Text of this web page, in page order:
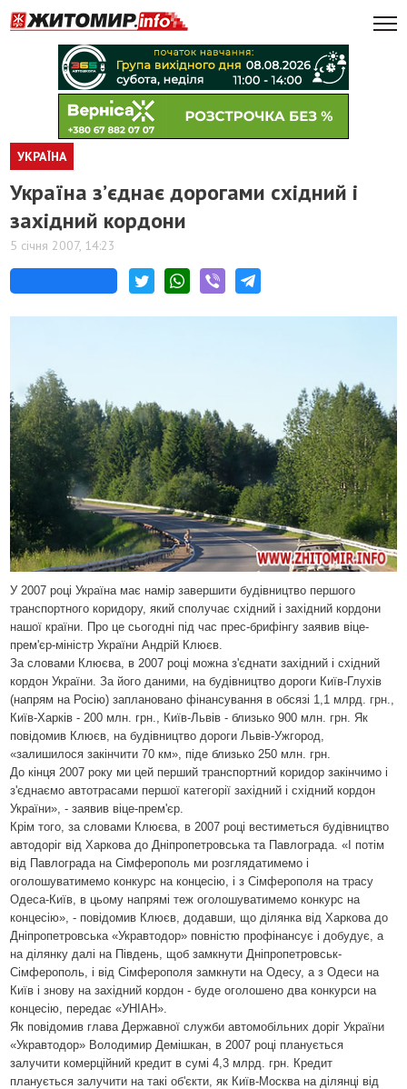
УКРАЇНА
Україна з’єднає дорогами східний і
західний кордони
5 січня 2007, 14:23
У 2007 році Україна має намір завершити будівництво першого
транспортного коридору, який сполучає східний і західний кордони
нашої країни. Про це сьогодні під час прес-брифінгу заявив віце-
прем'єр-міністр України Андрій Клюєв.
За словами Клюєва, в 2007 році можна з'єднати західний і східний
кордон України. За його даними, на будівництво дороги Київ-Глухів
(напрям на Росію) заплановано фінансування в обсязі 1,1 млрд. грн.,
Київ-Харків - 200 млн. грн., Київ-Львів - близько 900 млн. грн. Як
повідомив Клюєв, на будівництво дороги Львів-Ужгород,
«залишилося закінчити 70 км», піде близько 250 млн. грн.
До кінця 2007 року ми цей перший транспортний коридор закінчимо і
з'єднаємо автотрасами першої категорії західний і східний кордон
України», - заявив віце-прем'єр.
Крім того, за словами Клюєва, в 2007 році вестиметься будівництво
автодоріг від Харкова до Дніпропетровська та Павлограда. «І потім
від Павлограда на Сімферополь ми розглядатимемо і
оголошуватимемо конкурс на концесію, і з Сімферополя на трасу
Одеса-Київ, в цьому напрямі теж оголошуватимемо конкурс на
концесію», - повідомив Клюєв, додавши, що ділянка від Харкова до
Дніпропетровська «Укравтодор» повністю профінансує і добудує, а
на ділянку далі на Південь, щоб замкнути Дніпропетровськ-
Сімферополь, і від Сімферополя замкнути на Одесу, а з Одеси на
Київ і знову на західний кордон - буде оголошено два конкурси на
концесію, передає «УНІАН».
Як повідомив глава Державної служби автомобільних доріг України
«Укравтодор» Володимир Демішкан, в 2007 році планується
залучити комерційний кредит в сумі 4,3 млрд. грн. Кредит
планується залучити на такі об'єкти, як Київ-Москва на ділянці від